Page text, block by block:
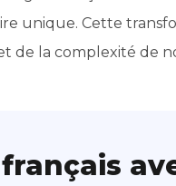
unique. Cette
de la complexité de